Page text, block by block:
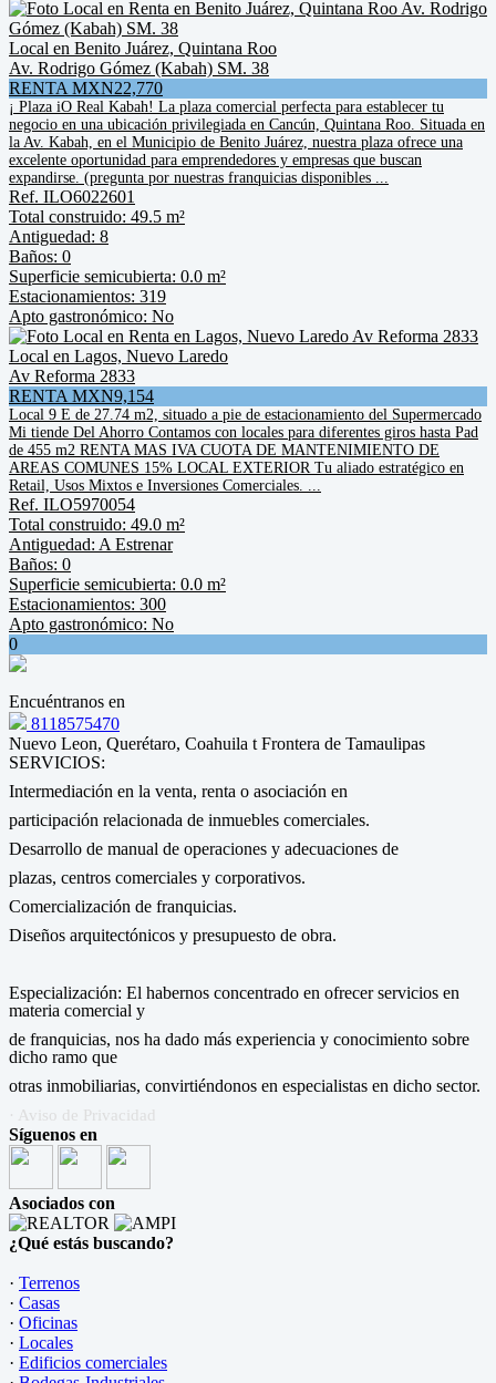
Local en Benito Juárez, Quintana Roo
Av. Rodrigo Gómez (Kabah) SM. 38
RENTA MXN22,770
¡ Plaza iO Real Kabah! La plaza comercial perfecta para establecer tu
negocio en una ubicación privilegiada en Cancún, Quintana Roo. Situada en
la Av. Kabah, en el Municipio de Benito Juárez, nuestra plaza ofrece una
excelente oportunidad para emprendedores y empresas que buscan
expandirse. (pregunta por nuestras franquicias disponibles ...
Ref. ILO6022601
Total construido: 49.5 m²
Antiguedad: 8
Baños: 0
Superficie semicubierta: 0.0 m²
Estacionamientos: 319
Apto gastronómico: No
Local en Lagos, Nuevo Laredo
Av Reforma 2833
RENTA MXN9,154
Local 9 E de 27.74 m2, situado a pie de estacionamiento del Supermercado
Mi tiende Del Ahorro Contamos con locales para diferentes giros hasta Pad
de 455 m2 RENTA MAS IVA CUOTA DE MANTENIMIENTO DE
AREAS COMUNES 15% LOCAL EXTERIOR Tu aliado estratégico en
Retail, Usos Mixtos e Inversiones Comerciales. ...
Ref. ILO5970054
Total construido: 49.0 m²
Antiguedad: A Estrenar
Baños: 0
Superficie semicubierta: 0.0 m²
Estacionamientos: 300
Apto gastronómico: No
0
Encuéntranos en
8118575470
Nuevo Leon, Querétaro, Coahuila t Frontera de Tamaulipas
SERVICIOS:
Intermediación en la venta, renta o asociación en
participación relacionada de inmuebles comerciales.
Desarrollo de manual de operaciones y adecuaciones de
plazas, centros comerciales y corporativos.
Comercialización de franquicias.
Diseños arquitectónicos y presupuesto de obra.
Especialización: El habernos concentrado en ofrecer servicios en
materia comercial y
de franquicias, nos ha dado más experiencia y conocimiento sobre
dicho ramo que
otras inmobiliarias, convirtiéndonos en especialistas en dicho sector.
· Aviso de Privacidad
Síguenos en
Asociados con
¿Qué estás buscando?
· Terrenos
· Casas
· Oficinas
· Locales
· Edificios comerciales